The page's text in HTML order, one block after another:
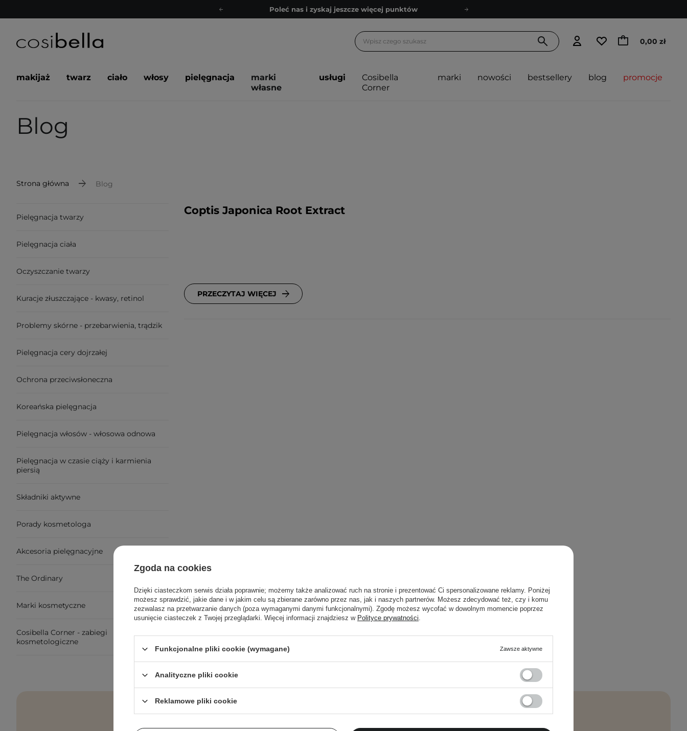
Poleć nas i zyskaj jeszcze więcej punktów
Bezpłatne konsultacje kosmetologiczne
Poleć nas i zyskaj jeszcze więcej punktów
0,00 zł
makijaż twarz ciało włosy pielęgnacja
marki
własne
usługi
Cosibella
Corner
marki nowości bestsellery blog promocje
Blog
Strona główna Blog
Pielęgnacja twarzy
Pielęgnacja ciała
Oczyszczanie twarzy
Kuracje złuszczające - kwasy, retinol
Problemy skórne - przebarwienia, trądzik
Pielęgnacja cery dojrzałej
Ochrona przeciwsłoneczna
Koreańska pielęgnacja
Pielęgnacja włosów - włosowa odnowa
Pielęgnacja w czasie ciąży i karmienia
piersią
Składniki aktywne
Porady kosmetologa
Akcesoria pielęgnacyjne
The Ordinary
Marki kosmetyczne
Cosibella Corner - zabiegi
kosmetologiczne
Coptis Japonica Root Extract
PRZECZYTAJ WIĘCEJ
Zgoda na cookies
Dzięki ciasteczkom serwis działa poprawnie; możemy także analizować ruch na stronie i prezentować Ci spersonalizowane reklamy. Poniżej
możesz sprawdzić, jakie dane i w jakim celu są zbierane zarówno przez nas, jak i naszych partnerów. Możesz zdecydować też, czy i komu
zezwalasz na przetwarzanie danych (poza wymaganymi danymi funkcjonalnymi). Zgodę możesz wycofać w dowolnym momencie poprzez
usunięcie ciasteczek z Twojej przeglądarki. Więcej informacji znajdziesz w Polityce prywatności.
Funkcjonalne pliki cookie (wymagane) Zawsze aktywne
Analityczne pliki cookie
Reklamowe pliki cookie